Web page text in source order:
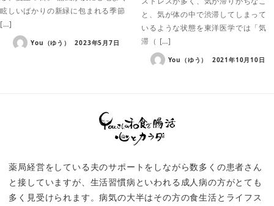
眩しいばかりの新緑に包まれる季節
[…]
You（ゆう） 2023年5月7日
と、気が体の中で渋滞してしまって
いるような状態を東洋医学では「気
滞（ […]
You（ゆう） 2021年10月10日
薬局経営をしている夫のサポートをしながら数多くの患者さん
と接していますが、生活習慣病といわれる成人病の方がとても
多く見受けられます。病気の大半はその方の食生活とライフス